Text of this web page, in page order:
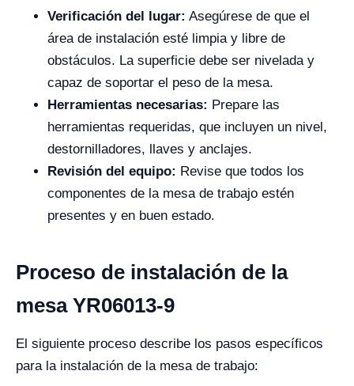
Verificación del lugar: Asegúrese de que el
área de instalación esté limpia y libre de
obstáculos. La superficie debe ser nivelada y
capaz de soportar el peso de la mesa.
Herramientas necesarias: Prepare las
herramientas requeridas, que incluyen un nivel,
destornilladores, llaves y anclajes.
Revisión del equipo: Revise que todos los
componentes de la mesa de trabajo estén
presentes y en buen estado.
Proceso de instalación de la
mesa YR06013-9
El siguiente proceso describe los pasos específicos
para la instalación de la mesa de trabajo: